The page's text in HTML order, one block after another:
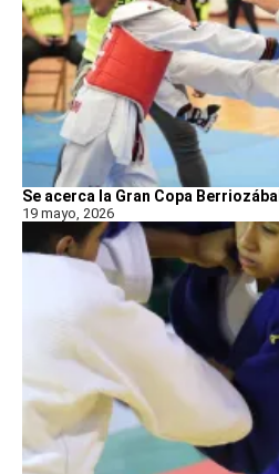
Se acerca la Gran Copa Berriozábal
19 mayo, 2026